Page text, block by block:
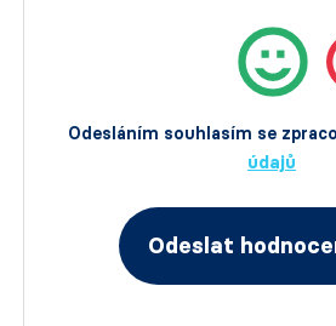
Odesláním souhlasím se
údajů
Odeslat